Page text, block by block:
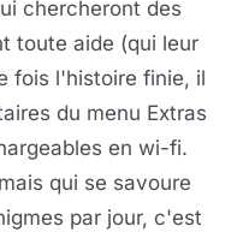
chercheront des
toute aide (qui leur
fois l'histoire finie, il
du menu Extras
en wi-fi.
qui se savoure
par jour, c'est